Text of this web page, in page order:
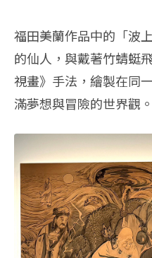
福田美蘭作品中的「波
的仙人，與戴著竹蜻蜓
視畫》手法，繪製在同
滿夢想與冒險的世界觀。